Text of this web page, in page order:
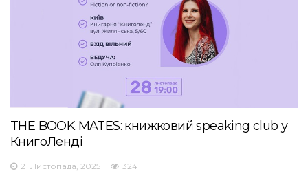
THE BOOK MATES: книжковий speaking club у
КнигоЛенді
21 Листопада, 2025 324